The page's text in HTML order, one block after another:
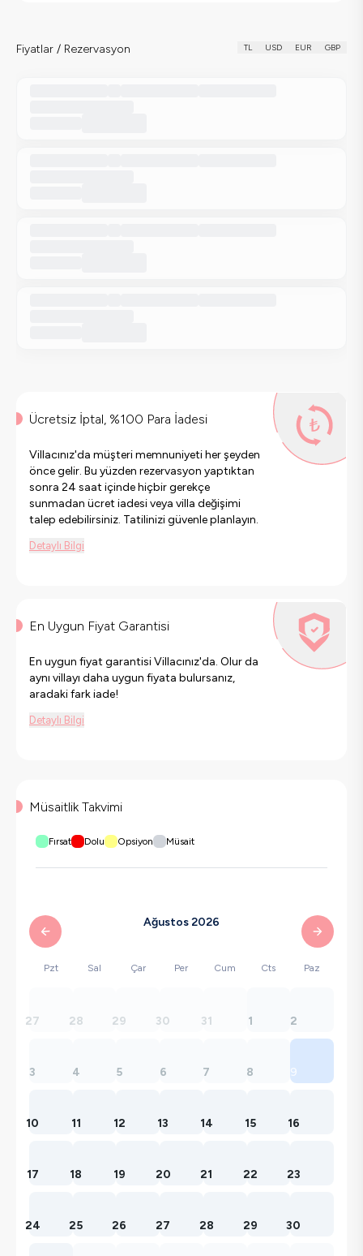
Fiyatlar / Rezervasyon TL USD EUR GBP
Ücretsiz İptal, %100 Para İadesi
Villacınız'da müşteri memnuniyeti her şeyden
önce gelir. Bu yüzden rezervasyon yaptıktan
sonra 24 saat içinde hiçbir gerekçe
sunmadan ücret iadesi veya villa değişimi
talep edebilirsiniz. Tatilinizi güvenle planlayın.
Detaylı Bilgi
En Uygun Fiyat Garantisi
En uygun fiyat garantisi Villacınız'da. Olur da
aynı villayı daha uygun fiyata bulursanız,
aradaki fark iade!
Detaylı Bilgi
Müsaitlik Takvimi
Fırsat Dolu Opsiyon Müsait
Ağustos 2026
Pzt Sal Çar Per Cum Cts Paz
27 28 29 30 31 1 2
3 4 5 6 7 8 9
10 11 12 13 14 15 16
17 18 19 20 21 22 23
24 25 26 27 28 29 30